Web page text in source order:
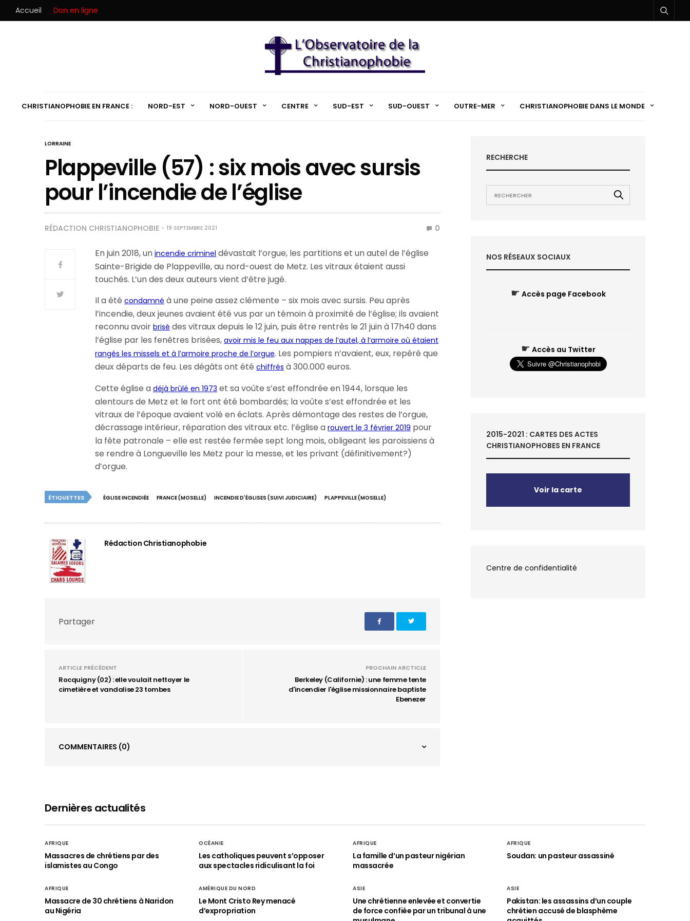
Accueil Don en ligne
CHRISTIANOPHOBIE EN FRANCE : NORD-EST NORD-OUEST CENTRE SUD-EST SUD-OUEST OUTRE-MER CHRISTIANOPHOBIE DANS LE MONDE
LORRAINE
Plappeville (57) : six mois avec sursis
pour l’incendie de l’église
RÉDACTION CHRISTIANOPHOBIE 19 SEPTEMBRE 2021 0
En juin 2018, unincendie criminel dévastait l’orgue, les partitions et un autel de l’église
Sainte-Brigide de Plappeville, au nord-ouest de Metz. Les vitraux étaient aussi
touchés. L’un des deux auteurs vient d’être jugé.
Il a étécondamné à une peine assez clémente – six mois avec sursis. Peu après
l’incendie, deux jeunes avaient été vus par un témoin à proximité de l’église; ils avaient
reconnu avoirbrisé des vitraux depuis le 12 juin, puis être rentrés le 21 juin à 17h40 dans
l’église par les fenêtres brisées,avoir mis le feu aux nappes de l’autel, à l’armoire où étaient
rangés les missels et à l’armoire proche de l’orgue. Les pompiers n’avaient, eux, repéré que
deux départs de feu. Les dégâts ont étéchiffrés à 300.000 euros.
Cette église adéjà brûlé en 1973 et sa voûte s’est effondrée en 1944, lorsque les
alentours de Metz et le fort ont été bombardés; la voûte s’est effondrée et les
vitraux de l’époque avaient volé en éclats. Après démontage des restes de l’orgue,
décrassage intérieur, réparation des vitraux etc. l’église arouvert le 3 février 2019 pour
la fête patronale – elle est restée fermée sept long mois, obligeant les paroissiens à
se rendre à Longueville les Metz pour la messe, et les privant (définitivement?)
d’orgue.
ÉTIQUETTES ÉGLISE INCENDIÉE FRANCE (MOSELLE) INCENDIE D'ÉGLISES (SUIVI JUDICIAIRE) PLAPPEVILLE (MOSELLE)
Rédaction Christianophobie
Partager
ARTICLE PRÉCÉDENT
Rocquigny (02) : elle voulait nettoyer le
cimetière et vandalise 23 tombes
PROCHAIN ARCTICLE
Berkeley (Californie) : une femme tente
d'incendier l'église missionnaire baptiste
Ebenezer
COMMENTAIRES (0)
RECHERCHE
NOS RÉSEAUX SOCIAUX
☛ Accès page Facebook
☛ Accès au Twitter
2015-2021 : CARTES DES ACTES
CHRISTIANOPHOBES EN FRANCE
Voir la carte
Centre de confidentialité
Dernières actualités
AFRIQUE
Massacres de chrétiens par des
islamistes au Congo
OCÉANIE
Les catholiques peuvent s’opposer
aux spectacles ridiculisant la foi
AFRIQUE
La famille d’un pasteur nigérian
massacrée
AFRIQUE
Soudan: un pasteur assassiné
AFRIQUE
Massacre de 30 chrétiens à Naridon
au Nigéria
AMÉRIQUE DU NORD
Le Mont Cristo Rey menacé
d’expropriation
ASIE
Une chrétienne enlevée et convertie
de force confiée par un tribunal à une
ASIE
Pakistan: les assassins d’un couple
chrétien accusé de blasphème